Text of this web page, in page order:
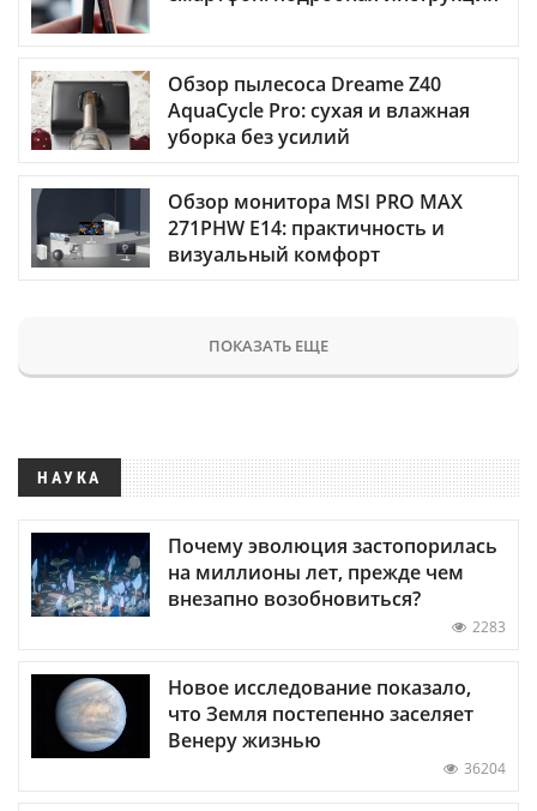
Обзор пылесоса Dreame Z40
AquaCycle Pro: сухая и влажная
уборка без усилий
Обзор монитора MSI PRO MAX
271PHW E14: практичность и
визуальный комфорт
ПОКАЗАТЬ ЕЩЕ
НАУКА
Почему эволюция застопорилась
на миллионы лет, прежде чем
внезапно возобновиться?
2283
Новое исследование показало,
что Земля постепенно заселяет
Венеру жизнью
36204